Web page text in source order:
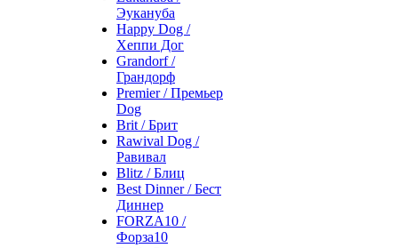
Эукануба
Happy Dog /
Хеппи Дог
Grandorf /
Грандорф
Premier / Премьер
Dog
Brit / Брит
Rawival Dog /
Равивал
Blitz / Блиц
Best Dinner / Бест
Диннер
FORZA10 /
Форза10